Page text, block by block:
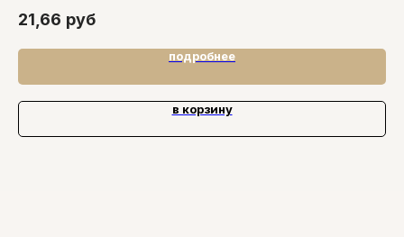
21,66 руб
подробнее
в корзину